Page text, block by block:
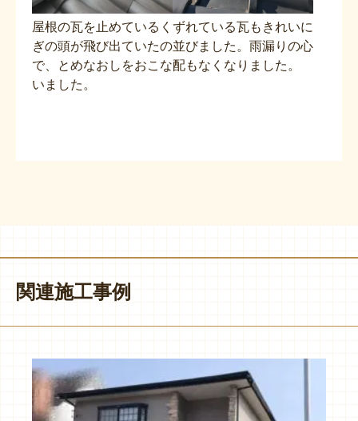
屋根の瓦を止めているく
ぎの頭が飛び出ていたの
で、とめなおしをおこな
いました。
ずれている瓦もきれいに
並びました。雨漏りの心
配もなくなりました。
関連施工事例